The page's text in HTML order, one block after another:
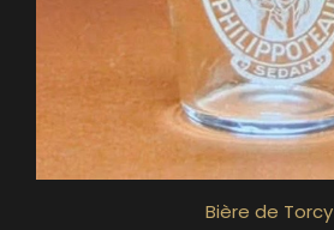
Bière de Torcy